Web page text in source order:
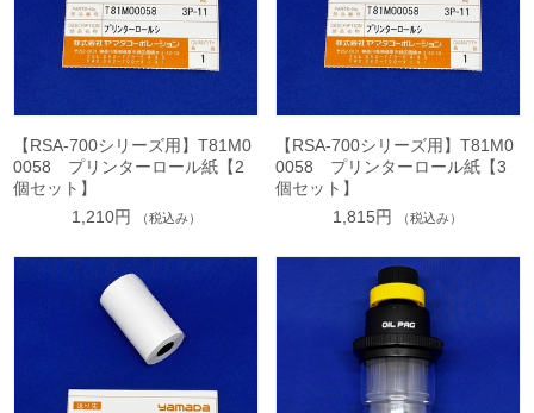
【RSA-700シリーズ用】T81M0
0058 プリンターロール紙【2
個セット】
1,210円
（税込み）
【RSA-700シリーズ用】T81M0
0058 プリンターロール紙【3
個セット】
1,815円
（税込み）